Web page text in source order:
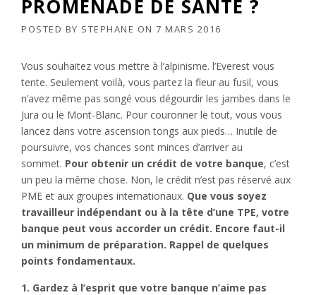
PROMENADE DE SANTÉ ?
POSTED BY STEPHANE ON 7 MARS 2016
Vous souhaitez vous mettre à l’alpinisme. l’Everest vous
tente. Seulement voilà, vous partez la fleur au fusil, vous
n’avez même pas songé vous dégourdir les jambes dans le
Jura ou le Mont-Blanc. Pour couronner le tout, vous vous
lancez dans votre ascension tongs aux pieds… Inutile de
poursuivre, vos chances sont minces d’arriver au
sommet. Pour obtenir un crédit de votre banque, c’est
un peu la même chose. Non, le crédit n’est pas réservé aux
PME et aux groupes internationaux. Que vous soyez
travailleur indépendant ou à la tête d’une TPE, votre
banque peut vous accorder un crédit. Encore faut-il
un minimum de préparation. Rappel de quelques
points fondamentaux.
1. Gardez à l’esprit que votre banque n’aime pas